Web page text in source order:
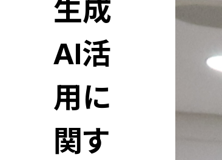
生成
AI活
用に
関す